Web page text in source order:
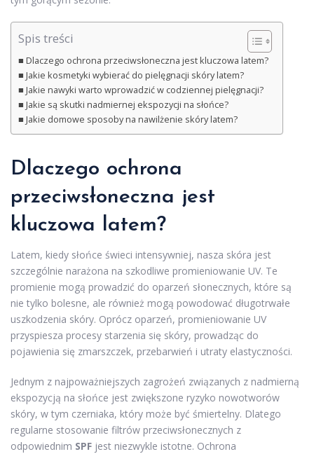
Spis treści
Dlaczego ochrona przeciwsłoneczna jest kluczowa latem?
Jakie kosmetyki wybierać do pielęgnacji skóry latem?
Jakie nawyki warto wprowadzić w codziennej pielęgnacji?
Jakie są skutki nadmiernej ekspozycji na słońce?
Jakie domowe sposoby na nawilżenie skóry latem?
Dlaczego ochrona
przeciwsłoneczna jest
kluczowa latem?
Latem, kiedy słońce świeci intensywniej, nasza skóra jest
szczególnie narażona na szkodliwe promieniowanie UV. Te
promienie mogą prowadzić do oparzeń słonecznych, które są
nie tylko bolesne, ale również mogą powodować długotrwałe
uszkodzenia skóry. Oprócz oparzeń, promieniowanie UV
przyspiesza procesy starzenia się skóry, prowadząc do
pojawienia się zmarszczek, przebarwień i utraty elastyczności.
Jednym z najpoważniejszych zagrożeń związanych z nadmierną
ekspozycją na słońce jest zwiększone ryzyko nowotworów
skóry, w tym czerniaka, który może być śmiertelny. Dlatego
regularne stosowanie filtrów przeciwsłonecznych z
odpowiednim SPF jest niezwykle istotne. Ochrona